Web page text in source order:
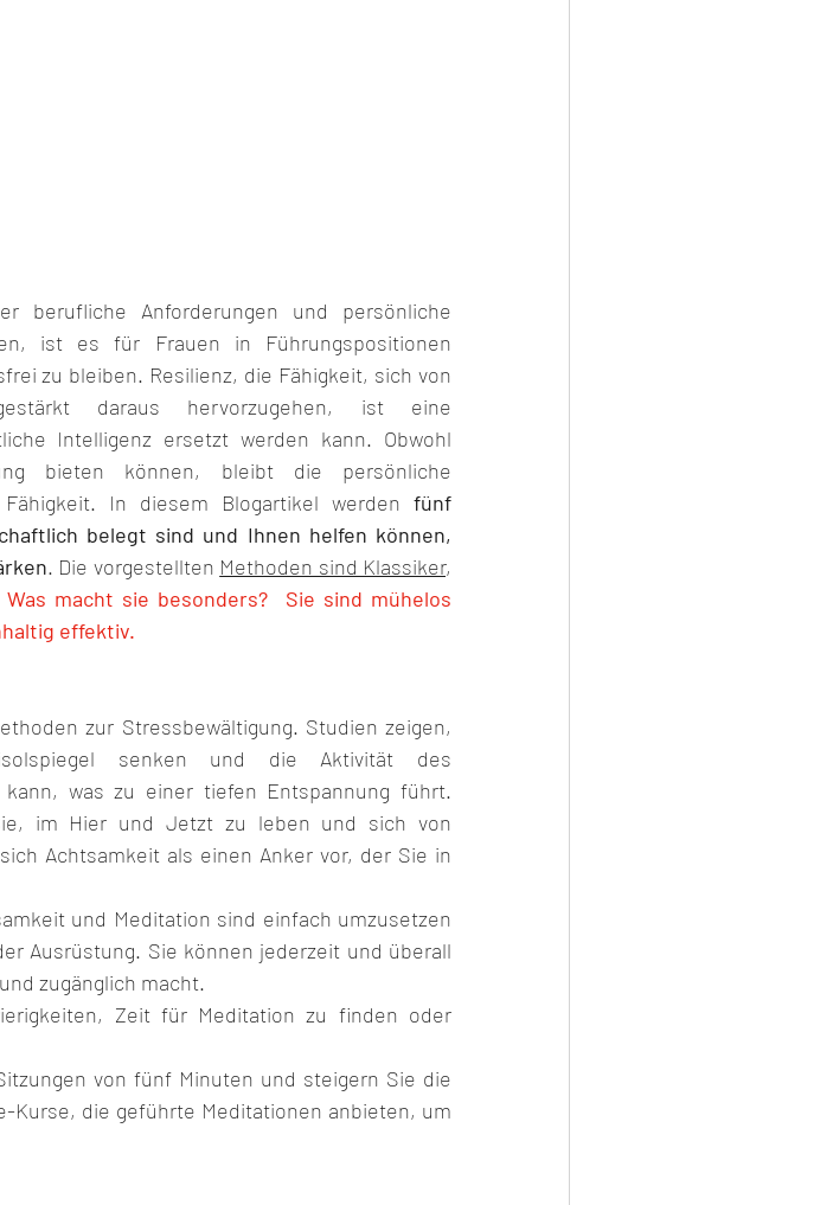
berufliche Anforderungen und persönliche
ist es für Frauen in Führungspositionen
zu bleiben. Resilienz, die Fähigkeit, sich von
daraus hervorzugehen, ist eine
Intelligenz ersetzt werden kann. Obwohl
bieten können, bleibt die persönliche
In diesem Blogartikel werden fünf
belegt sind und Ihnen helfen können,
. Die vorgestellten Methoden sind Klassiker,
Was macht sie besonders?  Sie sind mühelos
effektiv.
zur Stressbewältigung. Studien zeigen,
senken und die Aktivität des
kann, was zu einer tiefen Entspannung führt.
im Hier und Jetzt zu leben und sich von
Achtsamkeit als einen Anker vor, der Sie in
und Meditation sind einfach umzusetzen
Ausrüstung. Sie können jederzeit und überall
zugänglich macht.
Zeit für Meditation zu finden oder
von fünf Minuten und steigern Sie die
Kurse, die geführte Meditationen anbieten, um